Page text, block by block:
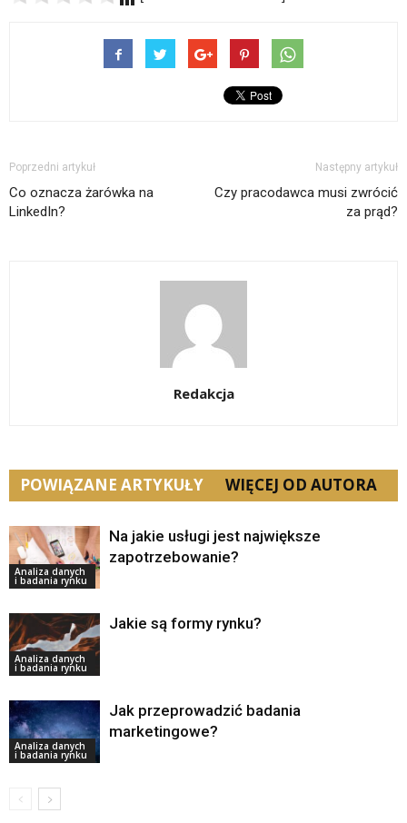
Poprzedni artykuł
Co oznacza żarówka na
LinkedIn?
Następny artykuł
Czy pracodawca musi zwrócić
za prąd?
Redakcja
POWIĄZANE ARTYKUŁY WIĘCEJ OD AUTORA
Analiza danych
i badania rynku
Na jakie usługi jest największe
zapotrzebowanie?
Analiza danych
i badania rynku
Jakie są formy rynku?
Analiza danych
i badania rynku
Jak przeprowadzić badania
marketingowe?